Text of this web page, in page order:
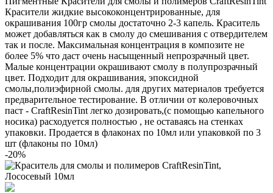
Красители жидкие высококонцентрированные, для
окрашивания 100гр смолы достаточно 2-3 капель. Краситель
может добавляться как в смолу до смешивания с отвердителем
так и после. Максимальная концентрация в композите не
более 5% что даст очень насыщенный непрозрачный цвет.
Малые концентрации окрашивают смолу в полупрозрачный
цвет. Подходит для окрашивания, эпоксидной
смолы,полиэфирной смолы. для других материалов требуется
предварительное тестирование. В отличии от колеровочных
паст - CraftResinTint легко дозировать,(с помощью капельного
носика) расходуется полностью , не оставаясь на стенках
упаковки. Продается в флаконах по 10мл или упаковкой по 3
шт (флаконы по 10мл)
-20%